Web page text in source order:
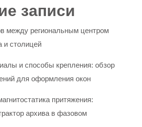
записи
между региональным центром
и столицей
и способы крепления: обзор
для оформления окон
притяжения:
архива в фазовом